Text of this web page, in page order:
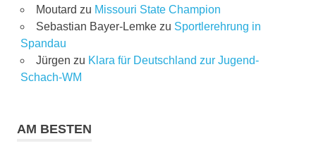
Moutard zu Missouri State Champion
Sebastian Bayer-Lemkezu Sportlerehrung in
Spandau
Jürgen zu Klara für Deutschland zur Jugend-
Schach-WM
AM BESTEN